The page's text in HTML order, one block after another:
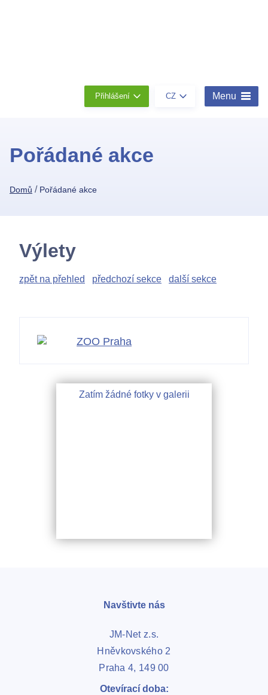
Přihlášení CZ Menu
Pořádané akce
Domů / Pořádané akce
Výlety
zpět na přehled předchozí sekce další sekce
ZOO Praha
Zatím žádné fotky v galerii
Navštivte nás
JM-Net z.s.
Hněvkovského 2
Praha 4, 149 00
Otevírací doba: